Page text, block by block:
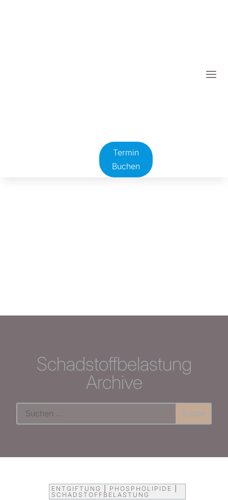
Termin
Buchen
Schadstoffbelastung
Archive
ENTGIFTUNG PHOSPHOLIPIDE
SCHADSTOFFBELASTUNG